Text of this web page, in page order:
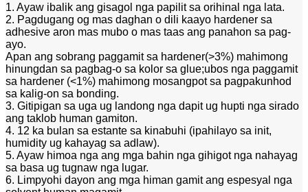
1. Ayaw ibalik ang gisagol nga papilit sa orihinal nga lata.
2. Pagdugang og mas daghan o dili kaayo hardener sa
adhesive aron mas mubo o mas taas ang panahon sa pag-
ayo.
Apan ang sobrang paggamit sa hardener(>3%) mahimong
hinungdan sa pagbag-o sa kolor sa glue;ubos nga paggamit
sa hardener (<1%) mahimong mosangpot sa pagpakunhod
sa kalig-on sa bonding.
3. Gitipigan sa uga ug landong nga dapit ug hupti nga sirado
ang taklob human gamiton.
4. 12 ka bulan sa estante sa kinabuhi (ipahilayo sa init,
humidity ug kahayag sa adlaw).
5. Ayaw himoa nga ang mga bahin nga gihigot nga nahayag
sa basa ug tugnaw nga lugar.
6. Limpyohi dayon ang mga himan gamit ang espesyal nga